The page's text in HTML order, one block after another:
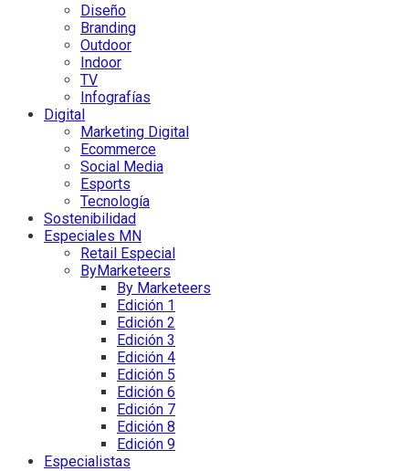
Diseño
Branding
Outdoor
Indoor
TV
Infografías
Digital
Marketing Digital
Ecommerce
Social Media
Esports
Tecnología
Sostenibilidad
Especiales MN
Retail Especial
ByMarketeers
By Marketeers
Edición 1
Edición 2
Edición 3
Edición 4
Edición 5
Edición 6
Edición 7
Edición 8
Edición 9
Especialistas